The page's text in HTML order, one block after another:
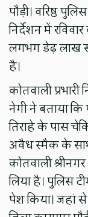
पौड़ी। वरिष्ठ
निर्देशन में
लगभग डेढ़ लाख
है।
कोतवाली
नेगी ने बताया कि
तिराहे के पास
अवैध स्मैक के साथ
कोतवाली
लिया है। पुलिस
पेश किया। जहां